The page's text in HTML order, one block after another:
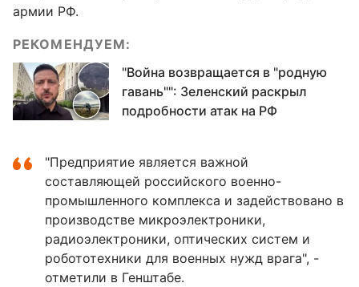
армии РФ.
РЕКОМЕНДУЕМ:
"Война возвращается в "родную
гавань"": Зеленский раскрыл
подробности атак на РФ
"Предприятие является важной
составляющей российского военно-
промышленного комплекса и задействовано в
производстве микроэлектроники,
радиоэлектроники, оптических систем и
робототехники для военных нужд врага", -
отметили в Генштабе.